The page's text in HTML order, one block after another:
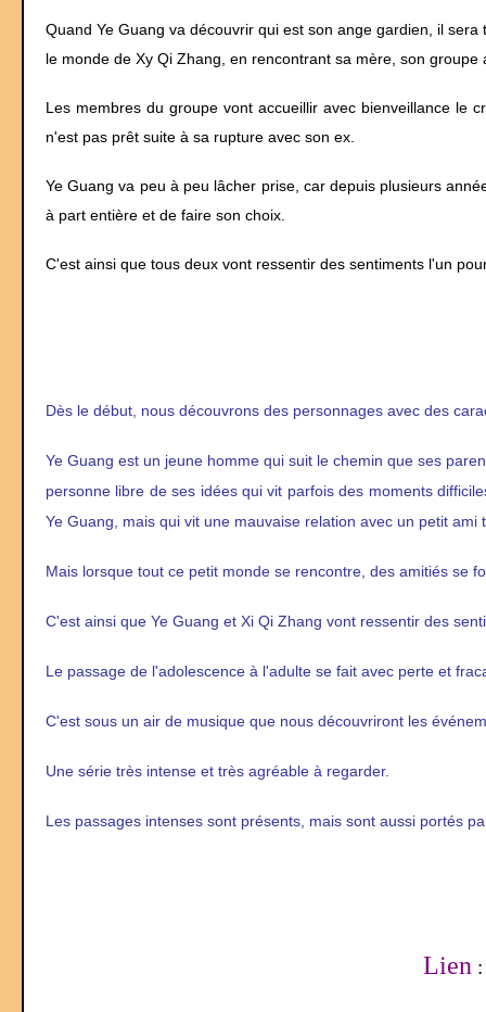
Quand Ye Guang va découvrir qui est son ange gardien, il
le monde de Xy Qi Zhang, en rencontrant sa mère, son
Les membres du groupe vont accueillir avec bienveillance le
n'est pas prêt suite à sa rupture avec son ex.
Ye Guang va peu à peu lâcher prise, car depuis plusieurs
à part entière et de faire son choix.
C'est ainsi que tous deux vont ressentir des sentiments l'un
Dès le début, nous découvrons des personnages avec des
Ye Guang est un jeune homme qui suit le chemin que ses
personne libre de ses idées qui vit parfois des moments
Ye Guang, mais qui vit une mauvaise relation avec un petit ami
Mais lorsque tout ce petit monde se rencontre, des amitiés se
C'est ainsi que Ye Guang et Xi Qi Zhang vont ressentir des
Le passage de l'adolescence à l'adulte se fait avec perte et
C'est sous un air de musique que nous découvriront les
Une série très intense et très agréable à regarder.
Les passages intenses sont présents, mais sont aussi portés
Lien